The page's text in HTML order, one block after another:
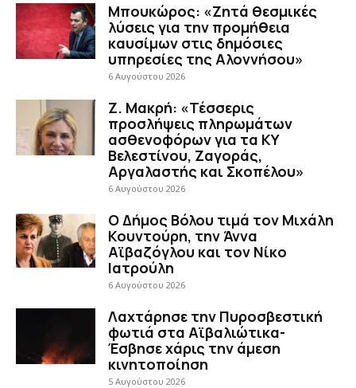
Μπουκώρος: «Ζητά θεσμικές
λύσεις για την προμήθεια
καυσίμων στις δημόσιες
υπηρεσίες της Αλοννήσου»
6 Αυγούστου 2026
Ζ. Μακρή: «Τέσσερις
προσλήψεις πληρωμάτων
ασθενοφόρων για τα ΚΥ
Βελεστίνου, Ζαγοράς,
Αργαλαστής και Σκοπέλου»
6 Αυγούστου 2026
Ο Δήμος Βόλου τιμά τον Μιχάλη
Κουντούρη, την Άννα
Αϊβαζόγλου και τον Νίκο
Ιατρούλη
6 Αυγούστου 2026
Λαχτάρησε την Πυροσβεστική
φωτιά στα Αϊβαλιώτικα-
Έσβησε χάρις την άμεση
κινητοποίηση
5 Αυγούστου 2026